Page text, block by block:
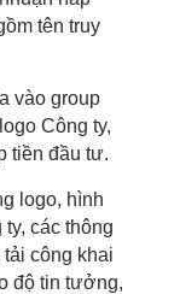
tên truy
vào group
Công ty,
tiền đầu tư.
logo, hình
các thông
công khai
độ tin tưởng,